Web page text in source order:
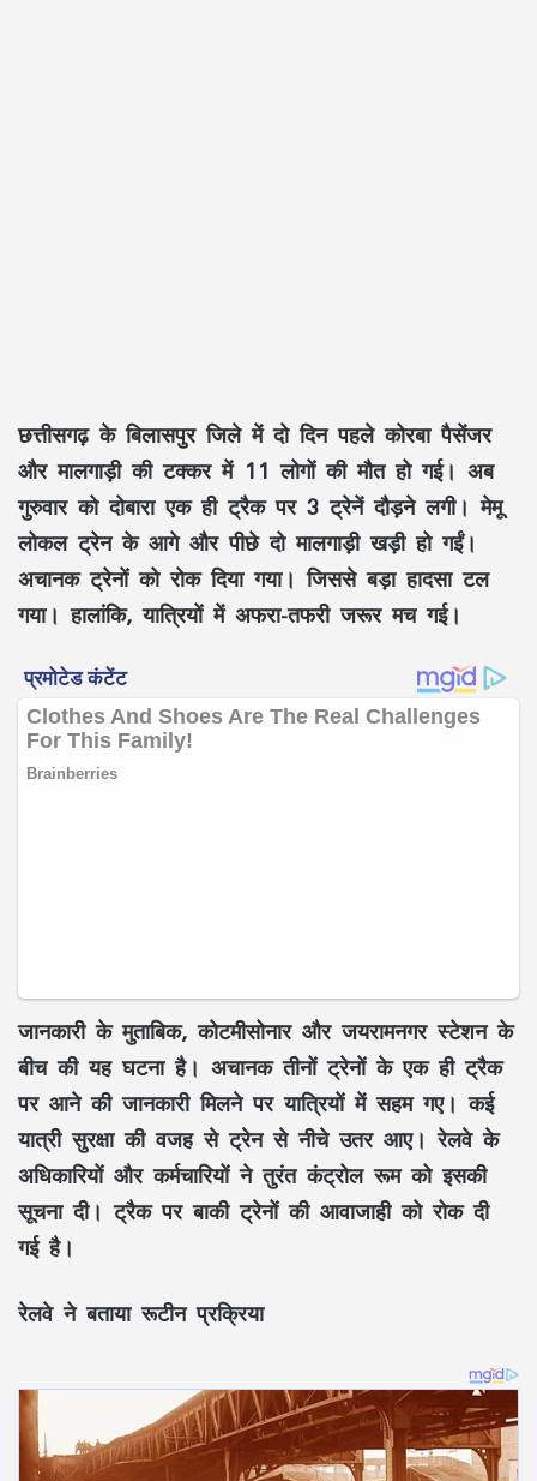
छत्तीसगढ़ के बिलासपुर जिले में दो दिन पहले कोरबा पैसेंजर
और मालगाड़ी की टक्कर में 11 लोगों की मौत हो गई। अब
गुरुवार को दोबारा एक ही ट्रैक पर 3 ट्रेनें दौड़ने लगी। मेमू
लोकल ट्रेन के आगे और पीछे दो मालगाड़ी खड़ी हो गईं।
अचानक ट्रेनों को रोक दिया गया। जिससे बड़ा हादसा टल
गया। हालांकि, यात्रियों में अफरा-तफरी जरूर मच गई।
जानकारी के मुताबिक, कोटमीसोनार और जयरामनगर स्टेशन के
बीच की यह घटना है। अचानक तीनों ट्रेनों के एक ही ट्रैक
पर आने की जानकारी मिलने पर यात्रियों में सहम गए। कई
यात्री सुरक्षा की वजह से ट्रेन से नीचे उतर आए। रेलवे के
अधिकारियों और कर्मचारियों ने तुरंत कंट्रोल रूम को इसकी
सूचना दी। ट्रैक पर बाकी ट्रेनों की आवाजाही को रोक दी
गई है।
रेलवे ने बताया रूटीन प्रक्रिया